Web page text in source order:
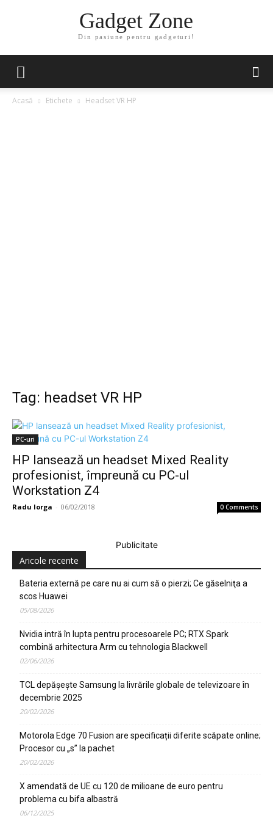
Gadget Zone
Din pasiune pentru gadgeturi!
Acasă Etichete Headset VR HP
Tag: headset VR HP
PC-uri
HP lansează un headset Mixed Reality
profesionist, împreună cu PC-ul
Workstation Z4
Radu Iorga - 06/02/2018 0 Comments
Publicitate
Aricole recente
Bateria externă pe care nu ai cum să o pierzi; Ce găselniţa a
scos Huawei
05/08/2026
Nvidia intră în lupta pentru procesoarele PC; RTX Spark
combină arhitectura Arm cu tehnologia Blackwell
02/06/2026
TCL depășește Samsung la livrările globale de televizoare în
decembrie 2025
20/02/2026
Motorola Edge 70 Fusion are specificații diferite scăpate online;
Procesor cu „s” la pachet
20/02/2026
X amendată de UE cu 120 de milioane de euro pentru
problema cu bifa albastră
06/12/2025